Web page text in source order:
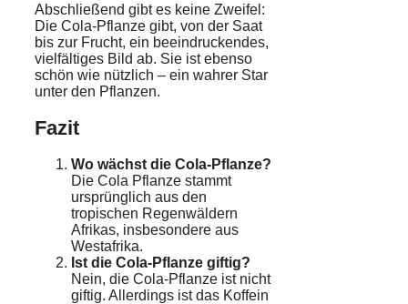
Abschließend gibt es keine Zweifel:
Die Cola-Pflanze gibt, von der Saat
bis zur Frucht, ein beeindruckendes,
vielfältiges Bild ab. Sie ist ebenso
schön wie nützlich – ein wahrer Star
unter den Pflanzen.
Fazit
Wo wächst die Cola-Pflanze?
Die Cola Pflanze stammt
ursprünglich aus den
tropischen Regenwäldern
Afrikas, insbesondere aus
Westafrika.
Ist die Cola-Pflanze giftig?
Nein, die Cola-Pflanze ist nicht
giftig. Allerdings ist das Koffein